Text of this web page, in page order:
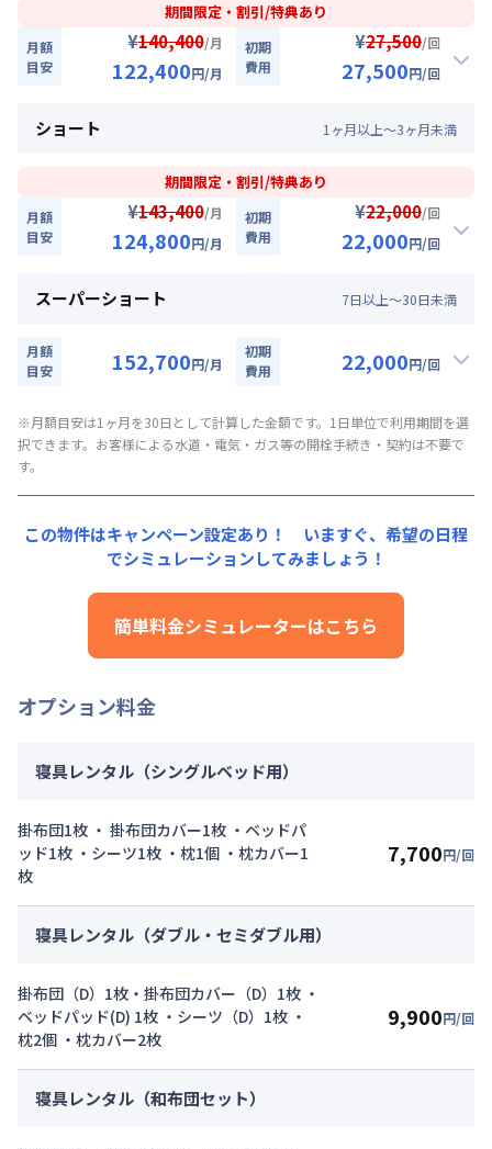
2026年8月7日 ~2026年9月30日
お部屋が無くなり次第終了します。
、賃料20%引きキャンペーン（17,400円/月・割引）
キャンペーン価格: 月額目安 120,000 初期費用 33,000
にてご利用いただけます！
▼ロング 利用時の料金詳細
87,000円/月 (2,900円/日)
24,000円/月 (800円/日) (税抜)
清掃料：
25,000円/回 (税抜)
その他費用詳細料金
初期費用詳細料金
期間限定・割引/特典あり
月額
目安
¥140,400/月
122,400円/月
初期
費用
¥27,500/回
27,500円/回
★即割★全期間賃料20％OFFキャンペーン★
、賃料20%引きキャンペーン（18,000円/月・割引）
キャンペーン価格: 月額目安 122,400 初期費用27,500
にてご利用いただけます！
ミドル利用時の料金詳細
賃料：
光熱費：
24,000円/月 (800円/日) (税抜)
その他費用詳細料金
管理費：24,000円/月 (800円/日)
初期費用詳細料金
契約事務手数料：5,000円/回（税抜）
ショート 1 ヶ月以上～3ヶ月未満
期間限定・割引/特典あり
月額
目安
¥143,400/月
124,800円/月
初期
費用
¥22,000/回
22,000円/回
割引 ★即割★全期間賃料20％OFFキャンペーン★
、賃料20%引きキャンペーン（18,600円/月・割引）
円/回 にてご利用いただけます！
▼
光熱費：24,000円/月 (800円/日) (税抜)
15,000円/回 (税抜)
その他費用詳細料金
24,000円/月 (800円/日)
初期費用詳細料金
スーパーショート 7日以上～30日未満
月額
目安
152,700円/月
初期
費用
22,000円/回
月額賃料目安詳細料金（30日利用）
賃料：93,000円/月 (3,100円/日) (税抜)
光熱費：
清掃料：15,000円/回 (税抜)
その他費用詳細料金
24,000円/月 (800円/日)
契約事務手数料
※月額目安は1ヶ月を30日として計算した金額です。1日単位で利用期間を選
択できます。お客様による水道・電気・ガス等の開栓手続き・契約は不要で
す。
この物件はキャンペーン設定あり！ いますぐ、 希望の日程
でシミュレーションしてみましょう！
簡単料金シミュレーターはこちら
オプション料金
寝具レンタル（シングルベッド用）
掛布団1枚 ・ 掛布団カバー1枚 ・ベッドパ
ッド1枚 ・シーツ1枚 ・枕1個 ・枕カバー1
枚
7,700円/回
寝具レンタル（ダブル・セミダブル用）
掛布団（D）1枚・掛布団カバー（D）1枚 ・
ベッドパッド(D) 1枚 ・シーツ（D）1枚 ・
枕2個 ・枕カバー2枚
9,900円/回
寝具レンタル（和布団セット）